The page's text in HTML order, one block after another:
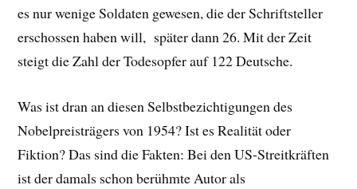
es nur wenige Soldaten gewesen, die der Schriftsteller
erschossen haben will, später dann 26. Mit der Zeit
steigt die Zahl der Todesopfer auf 122 Deutsche.
Was ist dran an diesen Selbstbezichtigungen des
Nobelpreisträgers von 1954? Ist es Realität oder
Fiktion? Das sind die Fakten: Bei den US-Streitkräften
ist der damals schon berühmte Autor als